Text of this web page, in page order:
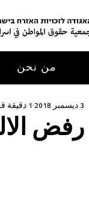
من نحن
رفض
3 ديسمبر 2018 1 دقيقة قراءة